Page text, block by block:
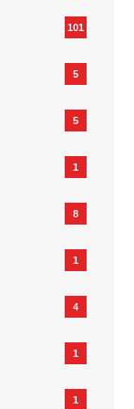
101
5
5
1
8
1
4
1
1